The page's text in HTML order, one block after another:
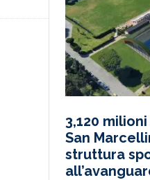
3,120
San
struttura